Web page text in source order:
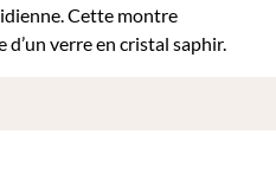
Cette montre
verre en cristal saphir.